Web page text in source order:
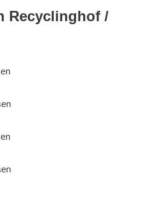
Recyclinghof /